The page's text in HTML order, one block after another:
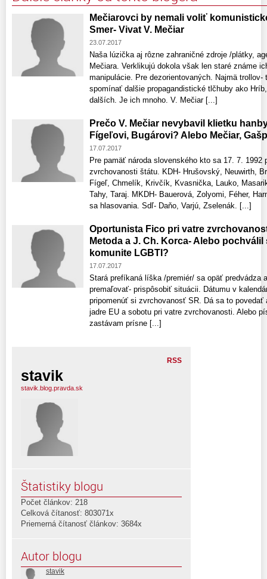
Mečiarovci by nemali voliť
Smer- Vivat V. Mečiar
23.07.2017
Naša lúzička aj rôzne zahraničné zdroje /plátky,
Mečiara. Verklikujú dokola však len staré známe
manipulácie. Pre dezorientovaných. Najmä trollov-
spomínať dalšie propagandistické tlčhuby ako
dalších. Je ich mnoho. V. Mečiar [...]
Prečo V. Mečiar nevybavil klietku
Fígeľovi, Bugárovi? Alebo Mečiar,
17.07.2017
Pre pamäť národa slovenského kto sa 17. 7. 1992
zvrchovanosti štátu. KDH- Hrušovský, Neuwirth,
Fígeľ, Chmelík, Krivčík, Kvasnička, Lauko,
Tahy, Taraj. MKDH- Bauerová, Zolyomi, Féher,
sa hlasovania. Sdľ- Daňo, Varjú, Zselenák. [...]
Oportunista Fico pri vatre
Metoda a J. Ch. Korca- Alebo
komunite LGBTI?
17.07.2017
Stará prefíkaná líška /premiér/ sa opäť predvádza
premaľovať- prispôsobiť situácii. Dátumu v
pripomenúť si zvrchovanosť SR. Dá sa to
jadre EU a sobotu pri vatre zvrchovanosti. Alebo
zastávam prísne [...]
RSS
stavik
stavik.blog.pravda.sk
Štatistiky blogu
Počet článkov: 218
Celková čítanosť: 803071x
Priemerná čítanosť článkov: 3684x
Autor blogu
stavik